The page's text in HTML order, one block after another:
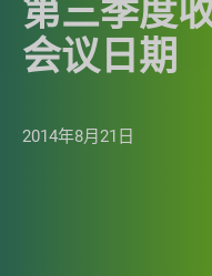
第三季度
会议日期
2014年8月21日